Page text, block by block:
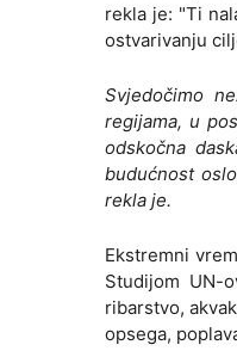
rekla je: "Ti
ostvarivanju
Svjedočimo
regijama, u
odskočna
budućnost
rekla je.
Ekstremni
Studijom UN-
ribarstvo,
opsega,